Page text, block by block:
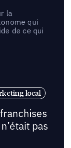
la
qui
de ce qui
local
pas